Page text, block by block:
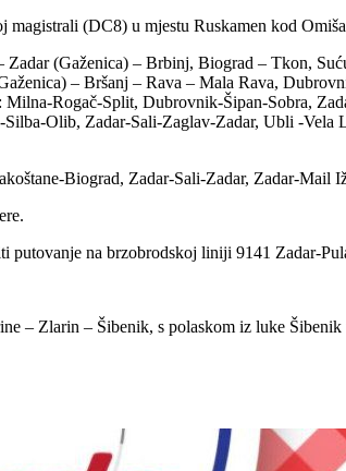
magistrali (DC8) u mjestu Ruskamen kod
Zadar (Gaženica) – Brbinj, Biograd – Tkon,
– Bršanj – Rava – Mala Rava,
Rogač-Split, Dubrovnik-Šipan-Sobra,
Olib, Zadar-Sali-Zaglav-Zadar, Ubli -
Biograd, Zadar-Sali-Zadar, Zadar-
putovanje na brzobrodskoj liniji 9141 Zadar-
– Zlarin – Šibenik, s polaskom iz luke